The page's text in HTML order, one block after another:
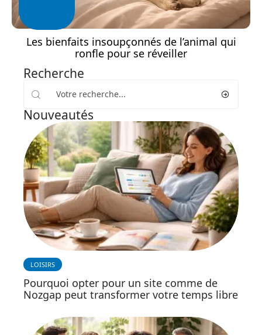
Les bienfaits insoupçonnés de l’animal qui
ronfle pour se réveiller
Recherche
Nouveautés
LOISIRS
Pourquoi opter pour un site comme de
Nozgap peut transformer votre temps libre